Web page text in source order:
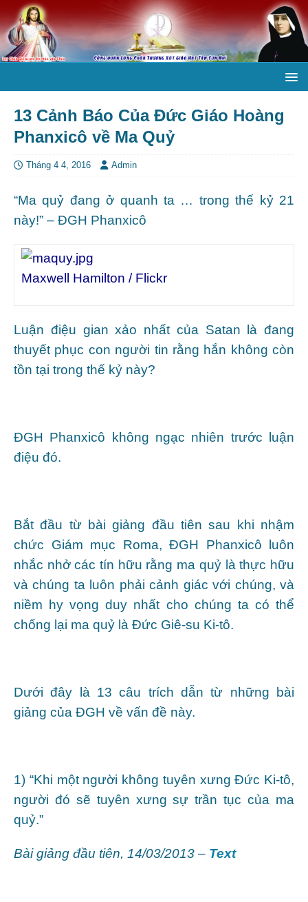
13 Cảnh Báo Của Đức Giáo Hoàng
Phanxicô về Ma Quỷ
Tháng 4 4, 2016 Admin
“Ma quỷ đang ở quanh ta … trong thế kỷ 21
này!” – ĐGH Phanxicô
Maxwell Hamilton / Flickr
Luận điệu gian xảo nhất của Satan là đang
thuyết phục con người tin rằng hắn không còn
tồn tại trong thế kỷ này?
ĐGH Phanxicô không ngạc nhiên trước luận
điệu đó.
Bắt đầu từ bài giảng đầu tiên sau khi nhậm
chức Giám mục Roma, ĐGH Phanxicô luôn
nhắc nhở các tín hữu rằng ma quỷ là thực hữu
và chúng ta luôn phải cảnh giác với chúng, và
niềm hy vọng duy nhất cho chúng ta có thể
chống lại ma quỷ là Đức Giê-su Ki-tô.
Dưới đây là 13 câu trích dẫn từ những bài
giảng của ĐGH về vấn đề này.
1) “Khi một người không tuyên xưng Đức Ki-tô,
người đó sẽ tuyên xưng sự trần tục của ma
quỷ.”
Bài giảng đầu tiên, 14/03/2013 – Text